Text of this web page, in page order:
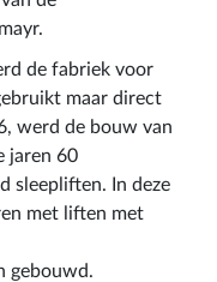
de fabriek voor
maar direct
werd de bouw van
jaren 60
sleepliften. In deze
met liften met
gebouwd.